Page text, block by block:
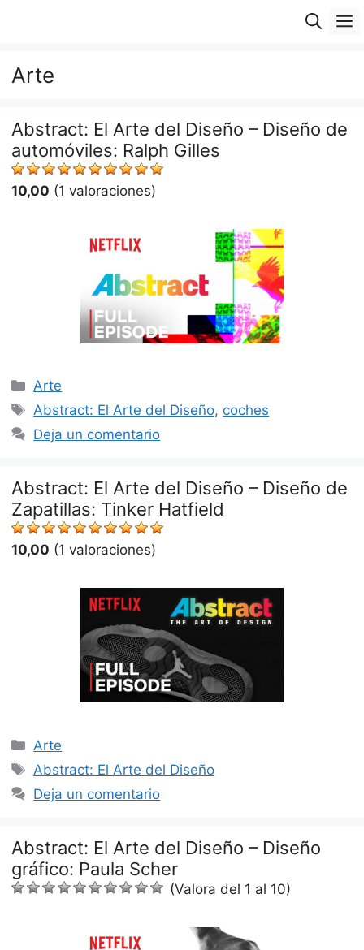
Arte
Abstract: El Arte del Diseño – Diseño de
automóviles: Ralph Gilles
10,00 (1 valoraciones)
Categorías
Arte
Etiquetas
Abstract: El Arte del Diseño, coches
Deja un comentario
Abstract: El Arte del Diseño – Diseño de
Zapatillas: Tinker Hatfield
10,00 (1 valoraciones)
Categorías
Arte
Etiquetas
Abstract: El Arte del Diseño
Deja un comentario
Abstract: El Arte del Diseño – Diseño
gráfico: Paula Scher
(Valora del 1 al 10)